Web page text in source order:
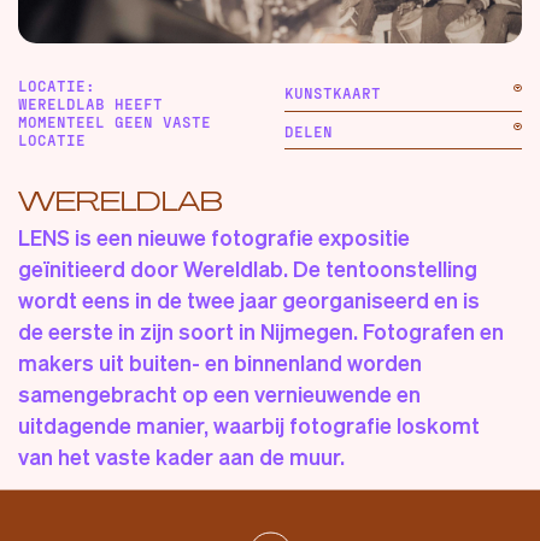
LOCATIE:
WERELDLAB HEEFT
MOMENTEEL GEEN VASTE
LOCATIE
KUNSTKAART
DELEN
WERELDLAB
LENS is een nieuwe fotografie expositie
geïnitieerd door Wereldlab. De tentoonstelling
wordt eens in de twee jaar georganiseerd en is
de eerste in zijn soort in Nijmegen. Fotografen en
makers uit buiten- en binnenland worden
samengebracht op een vernieuwende en
uitdagende manier, waarbij fotografie loskomt
van het vaste kader aan de muur.